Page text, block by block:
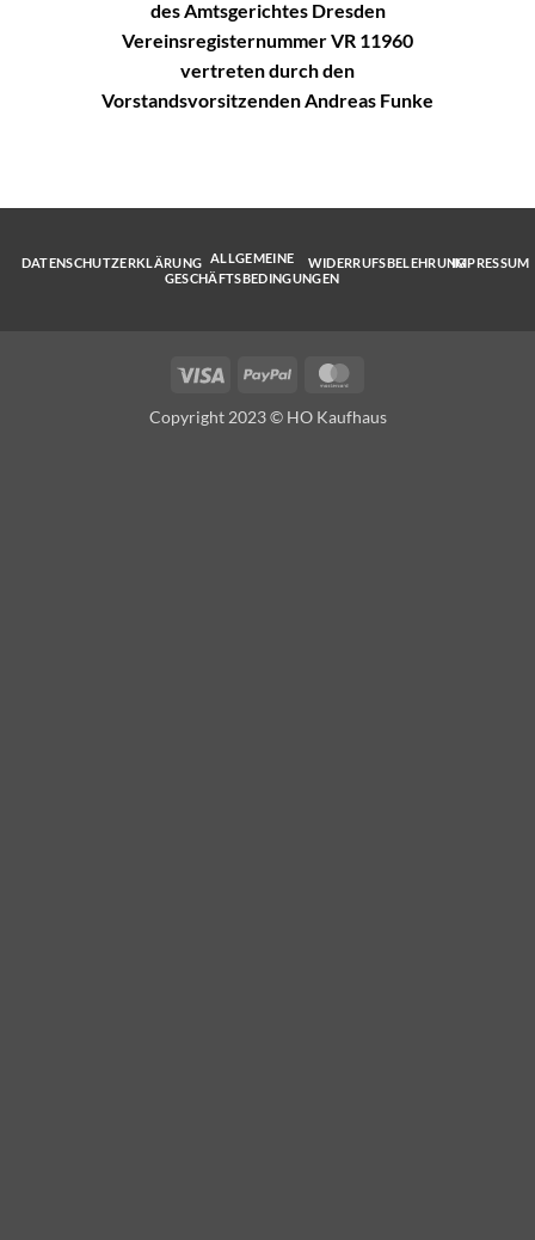
des Amtsgerichtes Dresden
Vereinsregisternummer VR 11960
vertreten durch den
Vorstandsvorsitzenden Andreas Funke
DATENSCHUTZERKLÄRUNG ALLGEMEINE
GESCHÄFTSBEDINGUNGEN
WIDERRUFSBELEHRUNGIMPRESSUM
Visa PayPal
Copyright 2023 © HO Kaufhaus